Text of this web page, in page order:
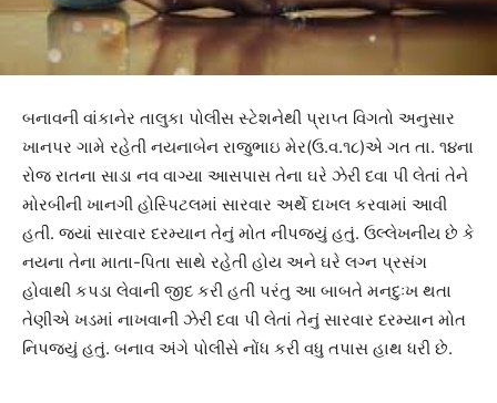
બનાવની વાંકાનેર તાલુકા પોલીસ સ્ટેશનેથી પ્રાપ્ત વિગતો અનુસાર
ખાનપર ગામે રહેતી નયનાબેન રાજુભાઇ મેર(ઉ.વ.૧૮)એ ગત તા. ૧૪ના
રોજ રાતના સાડા નવ વાગ્યા આસપાસ તેના ઘરે ઝેરી દવા પી લેતાં તેને
મોરબીની ખાનગી હોસ્પિટલમાં સારવાર અર્થે દાખલ કરવામાં આવી
હતી. જ્યાં સારવાર દરમ્યાન તેનું મોત નીપજ્યું હતું. ઉલ્લેખનીય છે કે
નયના તેના માતા-પિતા સાથે રહેતી હોય અને ઘરે લગ્ન પ્રસંગ
હોવાથી કપડા લેવાની જીદ કરી હતી પરંતુ આ બાબતે મનદુઃખ થતા
તેણીએ ખડમાં નાખવાની ઝેરી દવા પી લેતાં તેનું સારવાર દરમ્યાન મોત
નિપજ્યું હતું. બનાવ અંગે પોલીસે નોંધ કરી વધુ તપાસ હાથ ધરી છે.